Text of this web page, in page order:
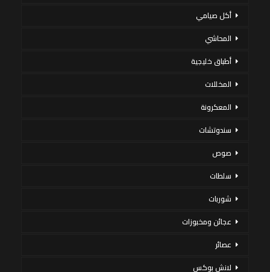
أكل صيامي
المحاشي
أطباق خليجية
المخللات
المعكرونة
سندوتشات
صوص
سلطات
شوربات
عجائن ومخبوزات
عصائر
لانش بوكس